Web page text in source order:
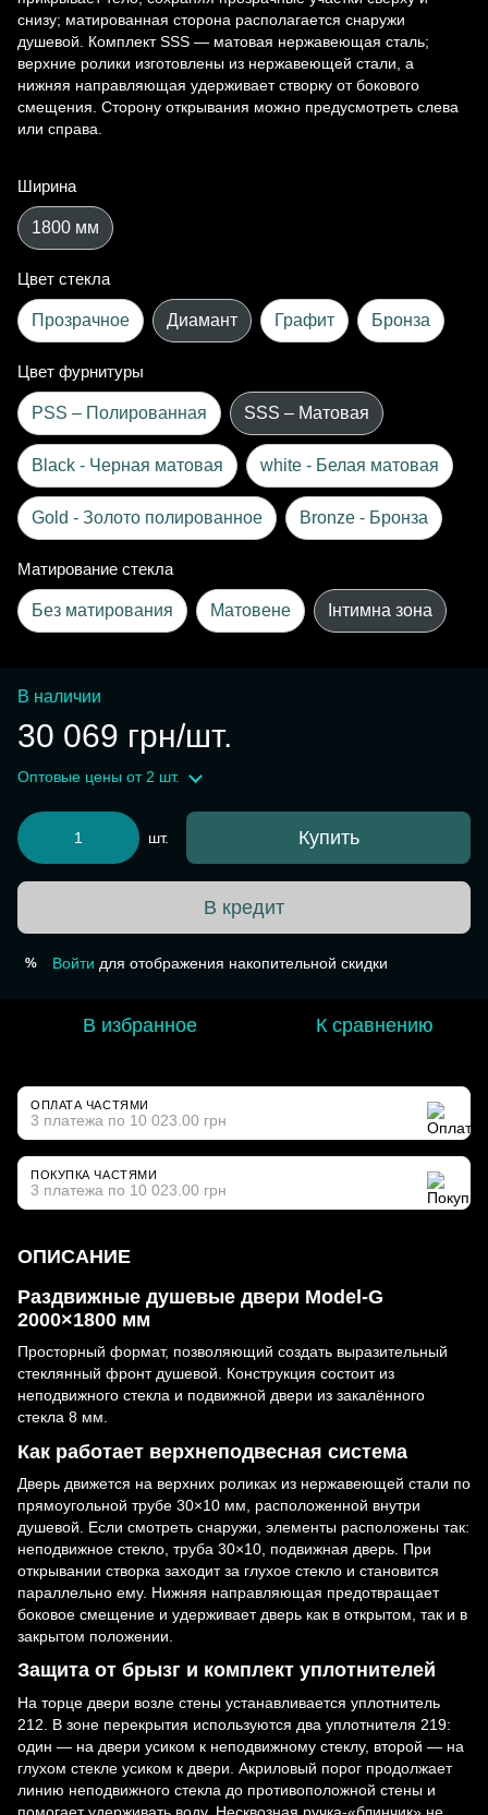
снизу; матированная сторона располагается снаружи
душевой. Комплект SSS — матовая нержавеющая сталь;
верхние ролики изготовлены из нержавеющей стали, а
нижняя направляющая удерживает створку от бокового
смещения. Сторону открывания можно предусмотреть слева
или справа.
Ширина
1800 мм
Цвет стекла
Прозрачное Диамант Графит Бронза
Цвет фурнитуры
PSS – Полированная SSS – Матовая
Black - Черная матовая white - Белая матовая
Gold - Золото полированное Bronze - Бронза
Матирование стекла
Без матирования Матовене Інтимна зона
В наличии
30 069 грн/шт.
Оптовые цены от 2 шт.
шт. Купить
В кредит
% Войти для отображения накопительной скидки
В избранное К сравнению
ОПЛАТА ЧАСТЯМИ
3 платежа по 10 023.00 грн
ПОКУПКА ЧАСТЯМИ
3 платежа по 10 023.00 грн
ОПИСАНИЕ
Раздвижные душевые двери Model-G
2000×1800 мм
Просторный формат, позволяющий создать выразительный
стеклянный фронт душевой. Конструкция состоит из
неподвижного стекла и подвижной двери из закалённого
стекла 8 мм.
Как работает верхнеподвесная система
Дверь движется на верхних роликах из нержавеющей стали по
прямоугольной трубе 30×10 мм, расположенной внутри
душевой. Если смотреть снаружи, элементы расположены так:
неподвижное стекло, труба 30×10, подвижная дверь. При
открывании створка заходит за глухое стекло и становится
параллельно ему. Нижняя направляющая предотвращает
боковое смещение и удерживает дверь как в открытом, так и в
закрытом положении.
Защита от брызг и комплект уплотнителей
На торце двери возле стены устанавливается уплотнитель
212. В зоне перекрытия используются два уплотнителя 219:
один — на двери усиком к неподвижному стеклу, второй — на
глухом стекле усиком к двери. Акриловый порог продолжает
линию неподвижного стекла до противоположной стены и
помогает удерживать воду. Несквозная ручка-«блинчик» не